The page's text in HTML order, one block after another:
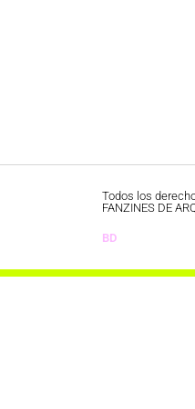
Todos los
FANZINES DE
BD